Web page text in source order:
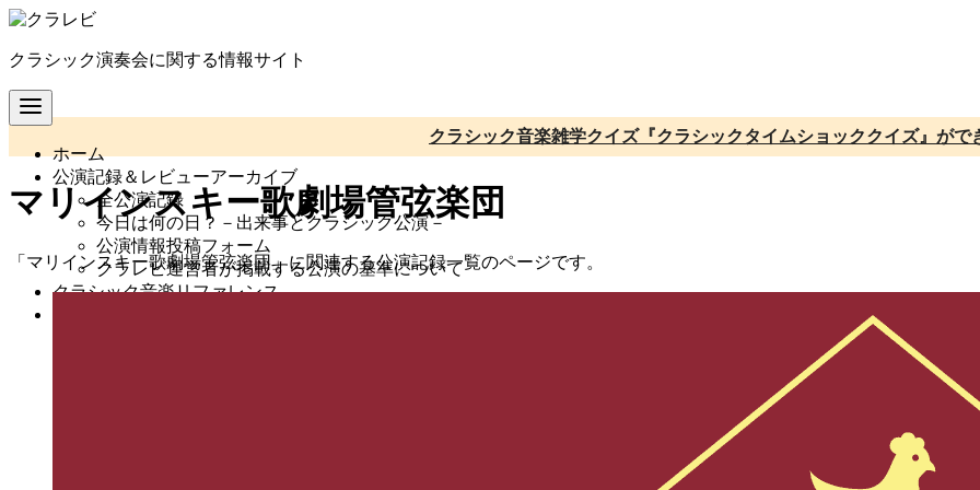
コ
テ
ン
ツ
移
クラシック演奏会に関する情報サイト
ホーム
公演記録＆レビューアーカイブ
全公演記録
今日は何の日？－出来事とクラシック公演－
公演情報投稿フォーム
クラレビ運営者が掲載する公演の基準について
クラシック音楽リファレンス
クラシック音楽雑学クイズ『クラシックタイムショッククイズ』がで
マリインスキー歌劇場管弦楽団
「マリインスキー歌劇場管弦楽団」に関連する公演記録一覧のページです。